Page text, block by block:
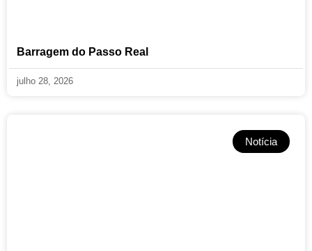
Barragem do Passo Real
julho 28, 2026
Notícia